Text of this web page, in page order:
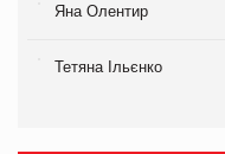
Яна Олентир
Тетяна Ільєнко